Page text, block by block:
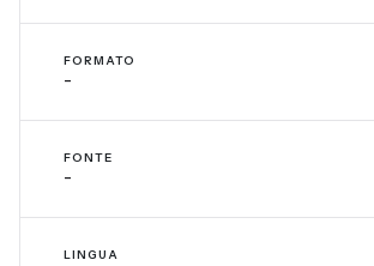
FORMATO
-
FONTE
-
LINGUA